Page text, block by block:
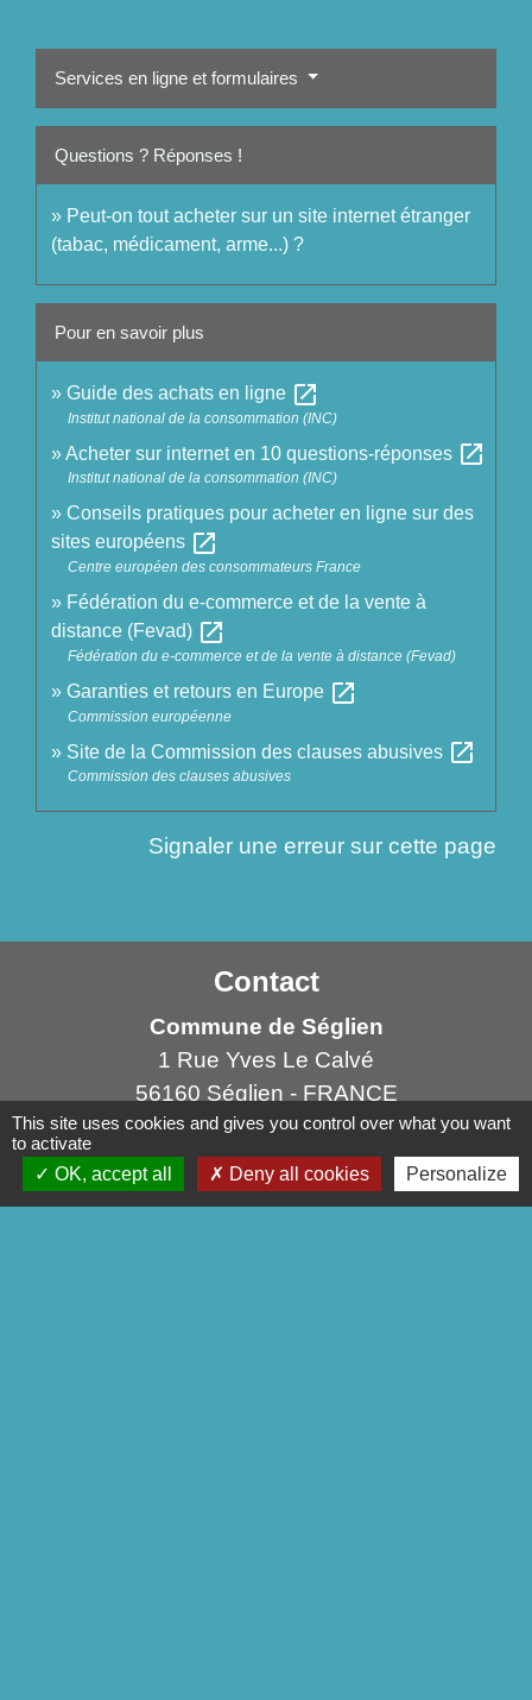
Services en ligne et formulaires
Questions ? Réponses !
Peut-on tout acheter sur un site internet étranger
(tabac, médicament, arme...) ?
Pour en savoir plus
Guide des achats en ligne open_in_new
Institut national de la consommation (INC)
Acheter sur internet en 10 questions-réponses open_in_new
Institut national de la consommation (INC)
Conseils pratiques pour acheter en ligne sur des
sites européens open_in_new
Centre européen des consommateurs France
Fédération du e-commerce et de la vente à
distance (Fevad) open_in_new
Fédération du e-commerce et de la vente à distance (Fevad)
Garanties et retours en Europe open_in_new
Commission européenne
Site de la Commission des clauses abusives open_in_new
Commission des clauses abusives
Signaler une erreur sur cette page
Contact
Commune de Séglien
1 Rue Yves Le Calvé
56160 Séglien - FRANCE
+33 2 97 28 00 66
Contact par formulaire
This site uses cookies and gives you control over what you want
to activate
OK, accept all
Deny all cookies Personalize